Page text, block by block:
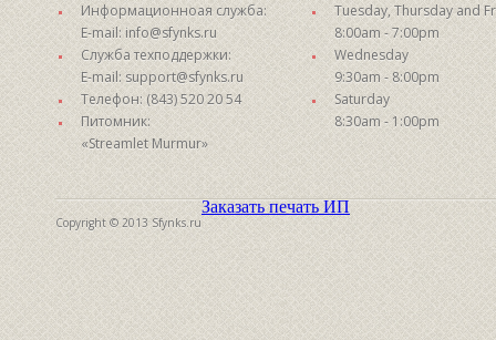
Информационноая служба:
E-mail: info@sfynks.ru
Служба техподдержки:
E-mail: support@sfynks.ru
Телефон: (843) 520 20 54
Питомник:
«Streamlet Murmur»
Tuesday, Thursday and
8:00am - 7:00pm
Wednesday
9:30am - 8:00pm
Saturday
8:30am - 1:00pm
Copyright © 2013 Sfynks.ru
Заказать печать ИП